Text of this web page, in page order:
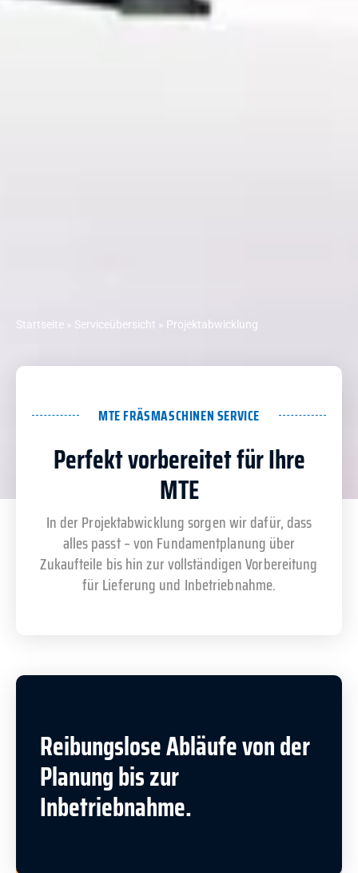
Startseite » Serviceübersicht » Projektabwicklung
MTE FRÄSMASCHINEN SERVICE
Perfekt vorbereitet für Ihre
MTE
In der Projektabwicklung sorgen wir dafür, dass
alles passt – von Fundamentplanung über
Zukaufteile bis hin zur vollständigen Vorbereitung
für Lieferung und Inbetriebnahme.
Reibungslose Abläufe von der
Planung bis zur
Inbetriebnahme.